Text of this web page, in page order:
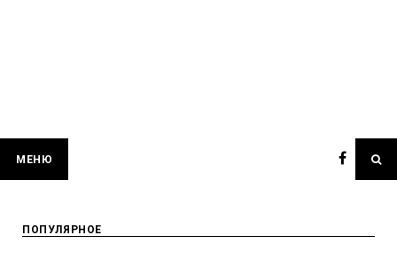
МЕНЮ
ПОПУЛЯРНОЕ